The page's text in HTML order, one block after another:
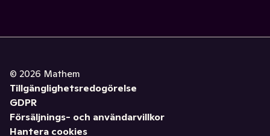
© 2026 Mathem
Tillgänglighetsredogörelse
GDPR
Försäljnings- och användarvillkor
Hantera cookies